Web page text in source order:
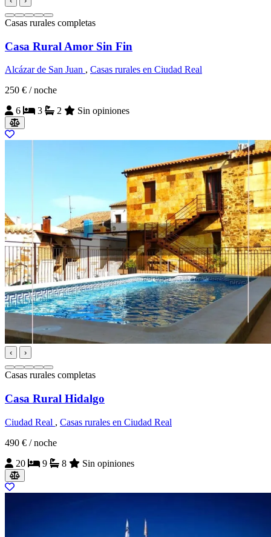
Casas rurales completas
Casa Rural Amor Sin Fin
Alcázar de San Juan , Casas rurales en Ciudad Real
250 € / noche
6
3 2 Sin opiniones
‹ ›
Casas rurales completas
Casa Rural Hidalgo
Ciudad Real , Casas rurales en Ciudad Real
490 € / noche
20
9 8 Sin opiniones